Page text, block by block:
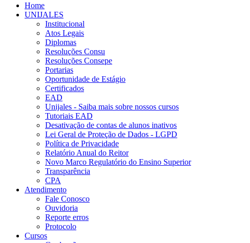
Home
UNIJALES
Institucional
Atos Legais
Diplomas
Resoluções Consu
Resoluções Consepe
Portarias
Oportunidade de Estágio
Certificados
EAD
Unijales - Saiba mais sobre nossos cursos
Tutoriais EAD
Desativação de contas de alunos inativos
Lei Geral de Proteção de Dados - LGPD
Política de Privacidade
Relatório Anual do Reitor
Novo Marco Regulatório do Ensino Superior
Transparência
CPA
Atendimento
Fale Conosco
Ouvidoria
Reporte erros
Protocolo
Cursos